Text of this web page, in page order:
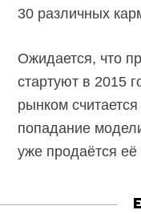
30 различных
Ожидается, что
стартуют в 2015
рынком
попадание
уже продаётся